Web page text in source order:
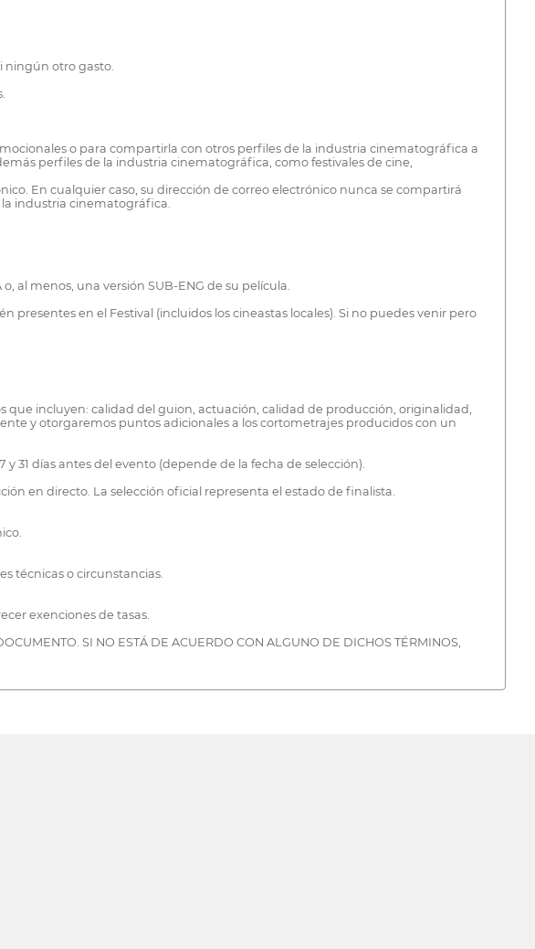
ningún otro gasto.
o para compartirla con otros perfiles de la industria cinematográfica a
perfiles de la industria cinematográfica, como festivales de cine,
En cualquier caso, su dirección de correo electrónico nunca se compartirá
industria cinematográfica.
al menos, una versión SUB-ENG de su película.
en el Festival (incluidos los cineastas locales). Si no puedes venir pero
incluyen: calidad del guion, actuación, calidad de producción, originalidad,
y otorgaremos puntos adicionales a los cortometrajes producidos con un
31 días antes del evento (depende de la fecha de selección).
en directo. La selección oficial representa el estado de finalista.
técnicas o circunstancias.
exenciones de tasas.
SI NO ESTÁ DE ACUERDO CON ALGUNO DE DICHOS TÉRMINOS,